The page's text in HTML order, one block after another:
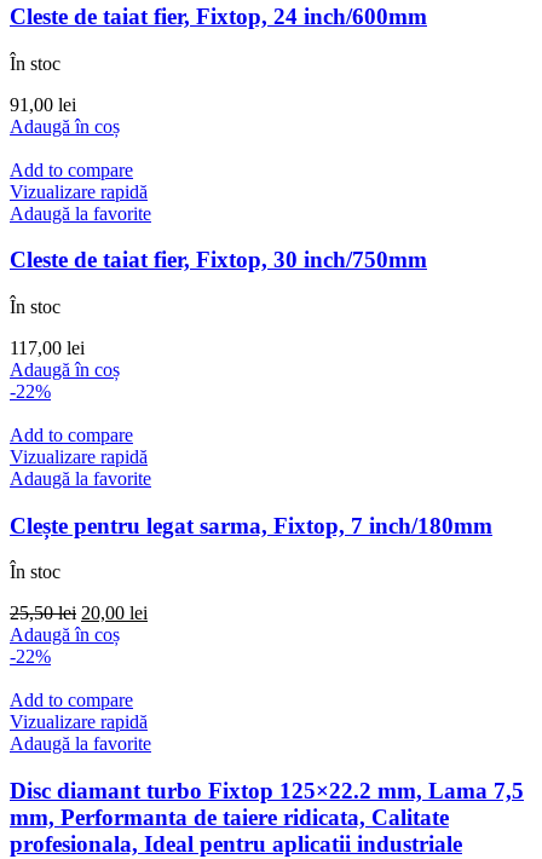
Cleste de taiat fier, Fixtop, 24 inch/600mm
În stoc
91,00 lei
Adaugă în coș
Add to compare
Vizualizare rapidă
Adaugă la favorite
Cleste de taiat fier, Fixtop, 30 inch/750mm
În stoc
117,00 lei
Adaugă în coș
-22%
Add to compare
Vizualizare rapidă
Adaugă la favorite
Clește pentru legat sarma, Fixtop, 7 inch/180mm
În stoc
25,50lei Prețul
inițial
25,50 lei.
20,00 lei
Adaugă în coș
-22%
Add to compare
Vizualizare rapidă
Adaugă la favorite
Disc diamant turbo Fixtop 125×22.2 mm, Lama 7,5
mm, Performanta de taiere ridicata, Calitate
profesionala, Ideal pentru aplicatii industriale